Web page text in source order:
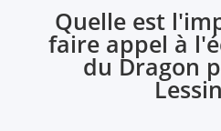
Quelle est
faire appel à
du Dragon